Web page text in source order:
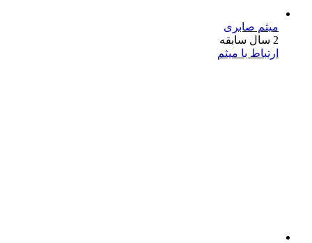
میثم صابری
2 سال سابقه
ارتباط با میثم